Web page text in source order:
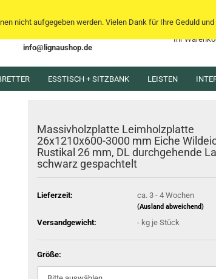
Konto erstellen
Passwort vergessen?
info@lignaushop.de
Ihr
nicht aufgegeben werden. Vielen Dank für Ihre Geduld
ESSTISCH + SITZBANK LEISTEN
Massivholzplatte Leimholzplatte
26x1210x600-3000 mm Eiche
Rustikal 26 mm, DL durchgehende
schwarz gespachtelt
Lieferzeit: ca. 3 - 4 Wochen
(Ausland abweichend)
Versandgewicht: - kg je Stück
Größe: